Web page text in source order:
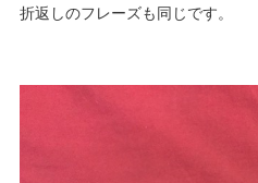
折返しのフレーズも同じです。